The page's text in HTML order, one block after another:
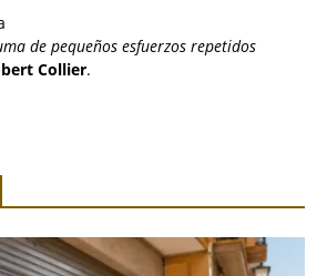
de pequeños esfuerzos repetidos
Collier.